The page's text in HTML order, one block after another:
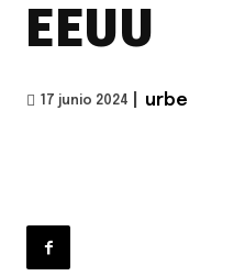
EEUU
17 junio 2024 urbe